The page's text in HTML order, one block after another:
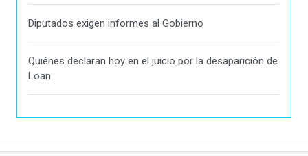
Diputados exigen informes al Gobierno
Quiénes declaran hoy en el juicio por la desaparición de
Loan